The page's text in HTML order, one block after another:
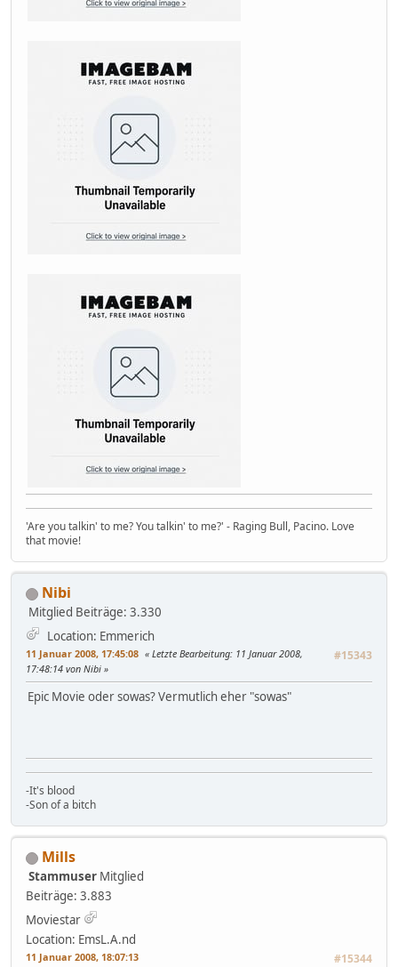
'Are you talkin' to me? You talkin' to me?' - Raging Bull, Pacino. Love
that movie!
Nibi
Mitglied Beiträge: 3.330
Location: Emmerich
11 Januar 2008, 17:45:08 #15343
Letzte Bearbeitung: 11 Januar 2008,
17:48:14 von Nibi
Epic Movie oder sowas? Vermutlich eher "sowas"
-It's blood
-Son of a bitch
Mills
Stammuser Mitglied
Beiträge: 3.883
Moviestar
Location: EmsL.A.nd
11 Januar 2008, 18:07:13 #15344